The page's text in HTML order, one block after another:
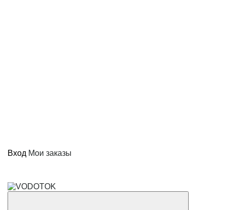
Вход Мои заказы